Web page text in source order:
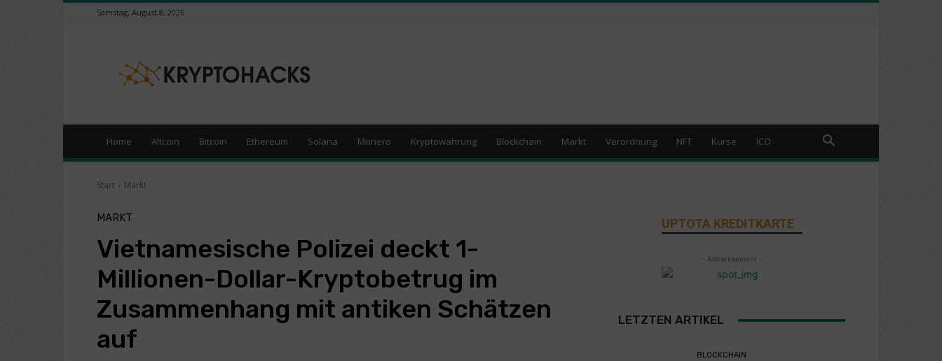
Samstag, August 8, 2026
–
Kryptowährungen
News
Portal
Home Altcoin Bitcoin Ethereum Solana Monero Kryptowährung Blockchain Markt Verordnung NFT Kurse ICO
Start Markt
MARKT
Vietnamesische Polizei deckt 1-
Millionen-Dollar-Kryptobetrug im
Zusammenhang mit antiken Schätzen
auf
UPTOTA KREDITKARTE
- Advertisement -
LETZTEN ARTIKEL
BLOCKCHAIN